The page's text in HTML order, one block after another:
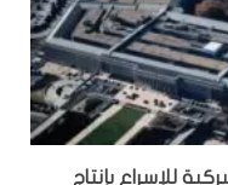
للإسراع بإنتاج